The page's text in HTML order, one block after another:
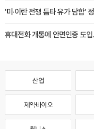
'미·이란 전쟁 틈타 유가 담합'
휴대전화 개통에 안면인증 도
산업
제약·바이오